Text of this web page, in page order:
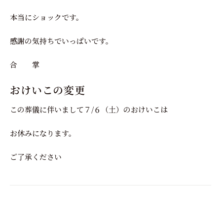
本当にショックです。
感謝の気持ちでいっぱいです。
合 掌
おけいこの変更
この葬儀に伴いまして７/６（土）のおけいこは
お休みになります。
ご了承ください